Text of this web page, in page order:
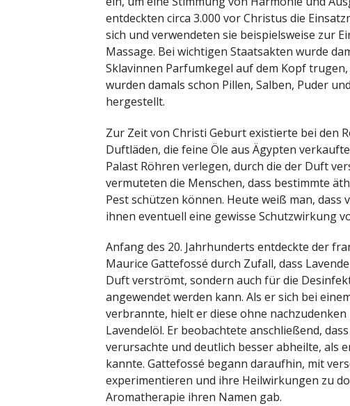
entdeckten circa 3.000 vor Christus die
sich und verwendeten sie beispielsweise zur
Massage. Bei wichtigen Staatsakten wurde
Sklavinnen Parfumkegel auf dem Kopf
wurden damals schon Pillen, Salben, Puder
hergestellt.
Zur Zeit von Christi Geburt existierte bei den
Duftläden, die feine Öle aus Ägypten
Palast Röhren verlegen, durch die der Duft
vermuteten die Menschen, dass bestimmte
Pest schützen können. Heute weiß man,
ihnen eventuell eine gewisse Schutzwirkung
Anfang des 20. Jahrhunderts entdeckte der
Maurice Gattefossé durch Zufall, dass
Duft verströmt, sondern auch für die
angewendet werden kann. Als er sich bei
verbrannte, hielt er diese ohne
Lavendelöl. Er beobachtete anschließend,
verursachte und deutlich besser abheilte, als
kannte. Gattefossé begann daraufhin, mit
experimentieren und ihre Heilwirkungen zu
Aromatherapie ihren Namen gab.